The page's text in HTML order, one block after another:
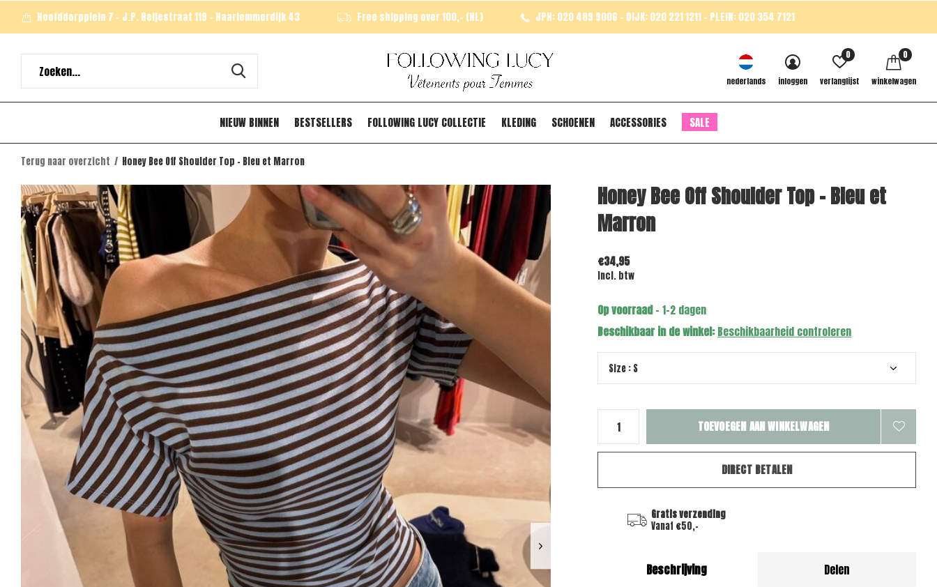
NIEUW BINNEN BESTSELLERS FOLLOWING LUCY COLLECTIE KLEDING SCHOENEN ACCESSORIES SALE
nederlands inloggen verlanglijst
0
winkelwagen
0
Hoofddorpplein 7 - J.P. Heijestraat 119 - Haarlemmerdijk 43 Free shipping over 100,- (NL) JPH: 020 489 9006 - DIJK: 020 221 1211 - PLEIN: 020 354 7121
Terug naar overzicht Honey Bee Off Shoulder Top - Bleu et Marron
Honey Bee Off Shoulder Top - Bleu et
Marron
€34,95
Incl. btw
Op voorraad- 1-2 dagen
Beschikbaar in de winkel:Beschikbaarheid controleren
TOEVOEGEN AAN WINKELWAGEN
DIRECT BETALEN
Gratis verzending
Vanaf €50,-
Beschrijving Delen